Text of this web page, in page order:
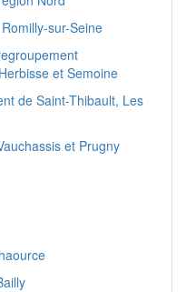
sur-Seine
et Semoine
de Saint-Thibault, Les
et Prugny